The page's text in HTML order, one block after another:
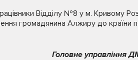
Відділу №8 у м. Кривому
громадянина Алжиру до країни
Головне управління